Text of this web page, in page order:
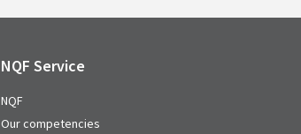
NQF Service
NQF
Our competencies